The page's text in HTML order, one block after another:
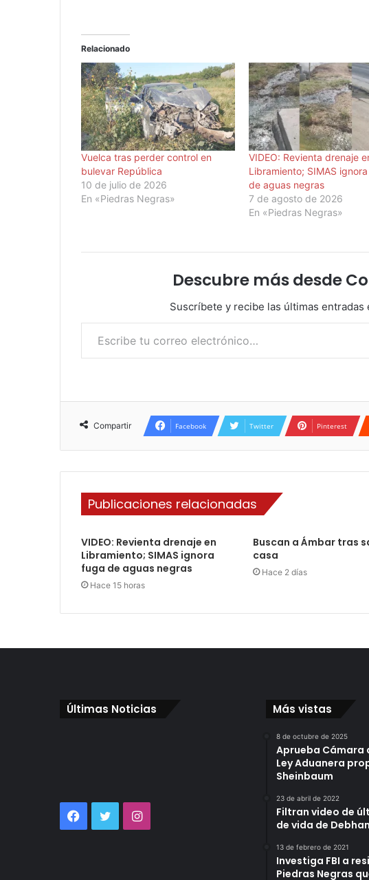
Relacionado
Vuelca tras perder control en
bulevar República
10 de julio de 2026
En «Piedras Negras»
VIDEO: Revienta drenaje
Libramiento; SIMAS
de aguas negras
7 de agosto de 2026
En «Piedras Negras»
Descubre más desde
Suscríbete y recibe las últimas
Escribe tu correo electrónico…
Compartir Facebook Twitter Pinterest
Publicaciones relacionadas
VIDEO: Revienta drenaje en
Libramiento; SIMAS ignora
fuga de aguas negras
Hace 15 horas
Buscan a Ámbar tras
casa
Hace 2 días
Últimas Noticias
Facebook
TwitterInstagram
Más vistas
8 de octubre de 2025
Aprueba Cámara
Ley Aduanera
Sheinbaum
23 de abril de 2022
Filtran video de
de vida de
13 de febrero de 2021
Investiga FBI a
Piedras Negras